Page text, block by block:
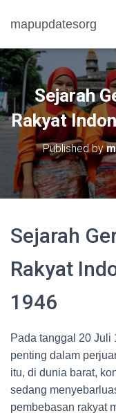
mapupdatesorg
Sejarah
Rakyat
Published by
Sejarah
Rakyat
1946
Pada tanggal 20 Juli
penting dalam
itu, di dunia barat,
sedang
pembebasan rakyat